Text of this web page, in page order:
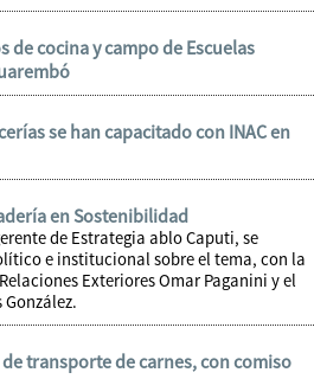
de cocina y campo de Escuelas
se han capacitado con INAC en
en Sostenibilidad
de Estrategia ablo Caputi, se
e institucional sobre el tema, con la
Exteriores Omar Paganini y el
transporte de carnes, con comiso